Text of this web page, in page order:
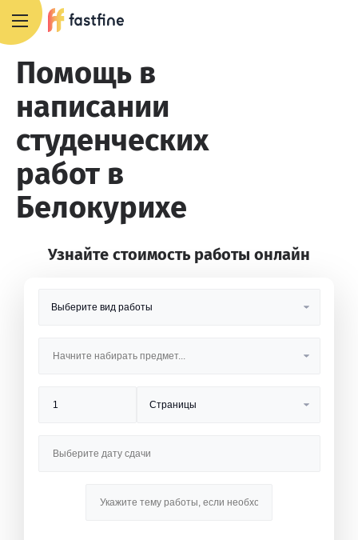
Помощь в
написании
студенческих
работ в
Белокурихе
Узнайте стоимость работы онлайн